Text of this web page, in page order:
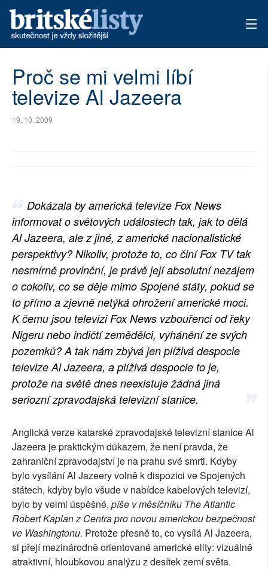
ARCHIV
TÉMATA
Proč se mi velmi líbí
televize Al Jazeera
19. 10. 2009
Dokázala by americká televize Fox News
informovat o světových událostech tak, jak to dělá
Al Jazeera, ale z jiné, z americké nacionalistické
perspektivy? Nikoliv, protože to, co činí Fox TV tak
nesmírně provinční, je právě její absolutní nezájem
o cokoliv, co se děje mimo Spojené státy, pokud se
to přímo a zjevně netýká ohrožení americké moci.
K čemu jsou televizi Fox News vzbouřenci od řeky
Nigeru nebo indičtí zemědělci, vyhánění ze svých
pozemků? A tak nám zbývá jen plíživá despocie
televize Al Jazeera, a plíživá despocie to je,
protože na světě dnes neexistuje žádná jiná
seriozní zpravodajská televizní stanice.
Anglická verze katarské zpravodajské televizní stanice Al
Jazeera je praktickým důkazem, že není pravda, že
zahraniční zpravodajství je na prahu své smrti. Kdyby
bylo vysílání Al Jazeery volně k dispozici ve Spojených
státech, kdyby bylo všude v nabídce kabelových televizí,
bylo by velmi úspěšné, píše v měsíčníku The Atlantic
Robert Kaplan z Centra pro novou americkou bezpečnost
ve Washingtonu. Protože přesně to, co vysílá Al Jazeera,
si přejí mezinárodně orientované americké elity: vizuálně
atraktivní, hloubkovou analýzu z desítek zemí světa.